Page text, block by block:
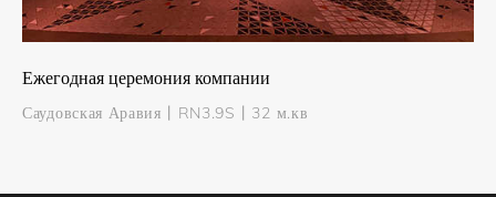
Ежегодная церемония компании
Саудовская Аравия丨RN3.9S丨32 м.кв